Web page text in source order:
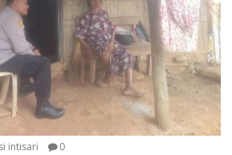
intisari 0